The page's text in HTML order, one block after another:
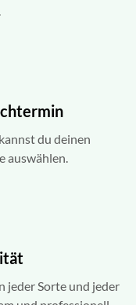
du deinen
auswählen.
jeder Sorte und jeder